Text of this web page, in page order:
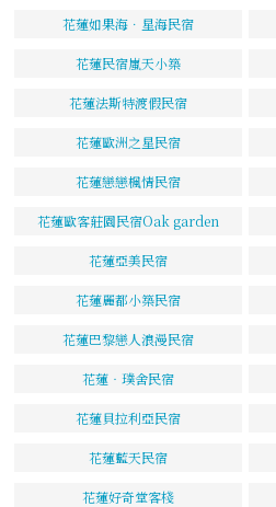
花蓮如果海．星海民宿
花蓮民宿嵐天小築
花蓮法斯特渡假民宿
花蓮歐洲之星民宿
花蓮戀戀楓情民宿
花蓮歐客莊園民宿Oak garden
花蓮亞美民宿
花蓮麗都小築民宿
花蓮巴黎戀人浪漫民宿
花蓮‧璞舍民宿
花蓮貝拉利亞民宿
花蓮藍天民宿
花蓮好奇堂客棧